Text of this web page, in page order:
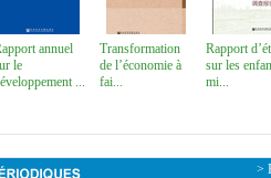
annuel
le
...
Transformation
de l’économie à
fai...
Rapport
sur les
mi...
>